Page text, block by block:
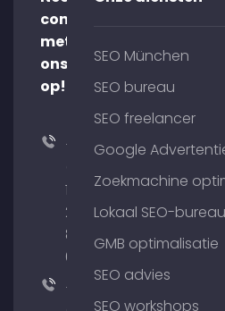
contact
met
ons
op!
+49
176
204
801
64
+49
SEO München
SEO bureau
SEO freelancer
Google
Zoekmachine
Lokaal SEO-bureau
GMB optimalisatie
SEO advies
SEO workshops